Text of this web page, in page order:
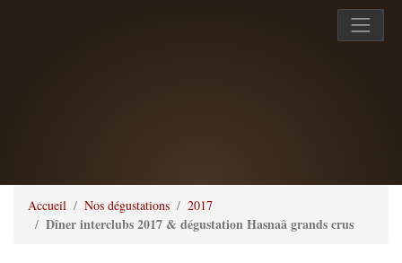
Accueil Nos dégustations 2017
Dîner interclubs 2017 & dégustation Hasnaâ grands crus